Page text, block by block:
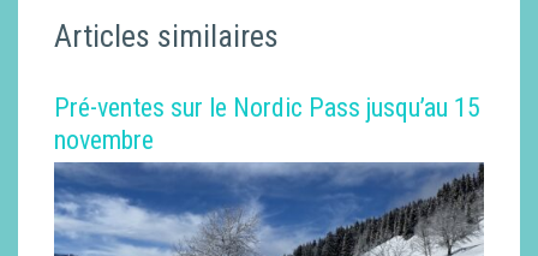
Articles similaires
Pré-ventes sur le Nordic Pass jusqu’au 15
novembre